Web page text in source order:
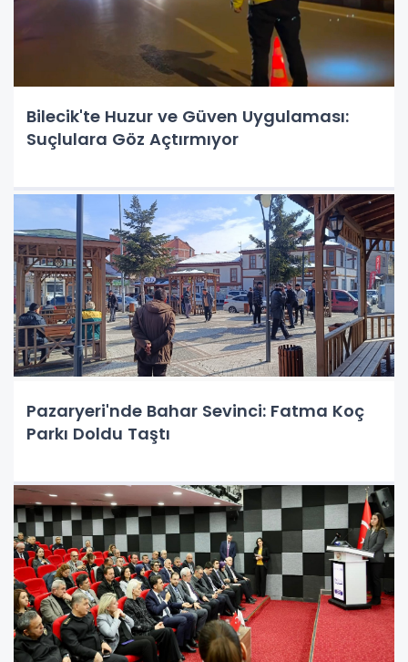
Bilecik'te Huzur ve Güven Uygulaması:
Suçlulara Göz Açtırmıyor
Pazaryeri'nde Bahar Sevinci: Fatma Koç
Parkı Doldu Taştı